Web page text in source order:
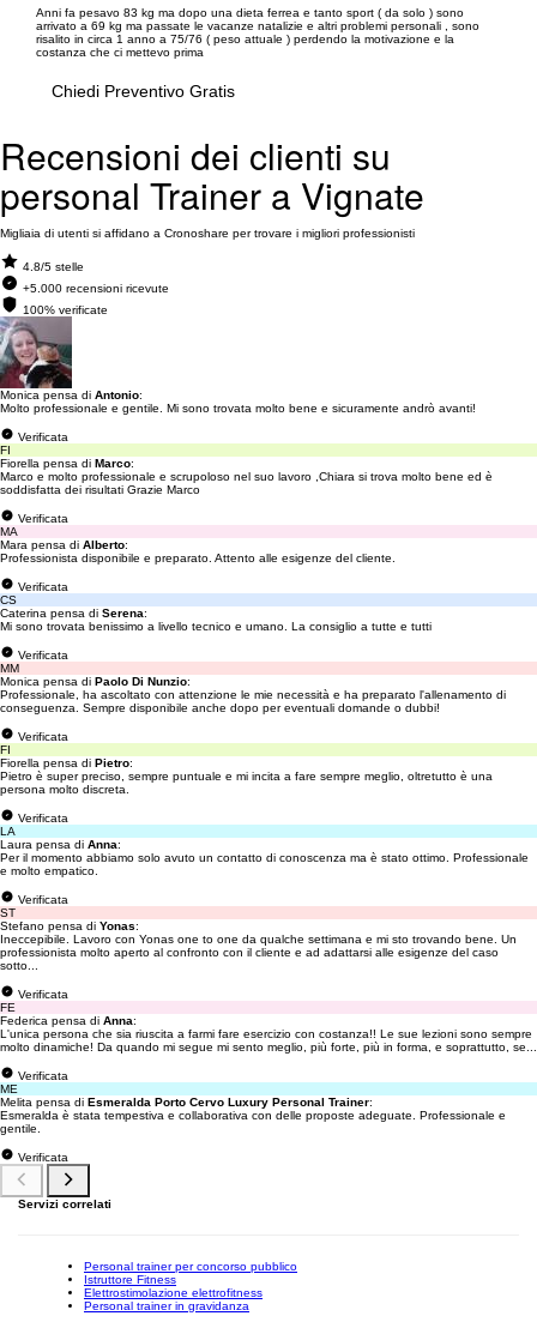
Anni fa pesavo 83 kg ma dopo una dieta ferrea e tanto sport ( da solo ) sono
arrivato a 69 kg ma passate le vacanze natalizie e altri problemi personali , sono
risalito in circa 1 anno a 75/76 ( peso attuale ) perdendo la motivazione e la
costanza che ci mettevo prima
Chiedi Preventivo Gratis
Recensioni dei clienti su
personal Trainer a Vignate
Migliaia di utenti si affidano a Cronoshare per trovare i migliori professionisti
4.8/5 stelle
+5.000 recensioni ricevute
100% verificate
Monica pensa di Antonio:
Molto professionale e gentile. Mi sono trovata molto bene e sicuramente andrò avanti!
Verificata
FI
Fiorella pensa di Marco:
Marco e molto professionale e scrupoloso nel suo lavoro ,Chiara si trova molto bene ed è
soddisfatta dei risultati Grazie Marco
Verificata
MA
Mara pensa di Alberto:
Professionista disponibile e preparato. Attento alle esigenze del cliente.
Verificata
CS
Caterina pensa di Serena:
Mi sono trovata benissimo a livello tecnico e umano. La consiglio a tutte e tutti
Verificata
MM
Monica pensa di Paolo Di Nunzio:
Professionale, ha ascoltato con attenzione le mie necessità e ha preparato l'allenamento di
conseguenza. Sempre disponibile anche dopo per eventuali domande o dubbi!
Verificata
FI
Fiorella pensa di Pietro:
Pietro è super preciso, sempre puntuale e mi incita a fare sempre meglio, oltretutto è una
persona molto discreta.
Verificata
LA
Laura pensa di Anna:
Per il momento abbiamo solo avuto un contatto di conoscenza ma è stato ottimo. Professionale
e molto empatico.
Verificata
ST
Stefano pensa di Yonas:
Ineccepibile. Lavoro con Yonas one to one da qualche settimana e mi sto trovando bene. Un
professionista molto aperto al confronto con il cliente e ad adattarsi alle esigenze del caso
sotto...
Verificata
FE
Federica pensa di Anna:
L'unica persona che sia riuscita a farmi fare esercizio con costanza!! Le sue lezioni sono sempre
molto dinamiche! Da quando mi segue mi sento meglio, più forte, più in forma, e soprattutto, se...
Verificata
ME
Melita pensa di Esmeralda Porto Cervo Luxury Personal Trainer:
Esmeralda è stata tempestiva e collaborativa con delle proposte adeguate. Professionale e
gentile.
Verificata
Servizi correlati
Personal trainer per concorso pubblico
Istruttore Fitness
Elettrostimolazione elettrofitness
Personal trainer in gravidanza